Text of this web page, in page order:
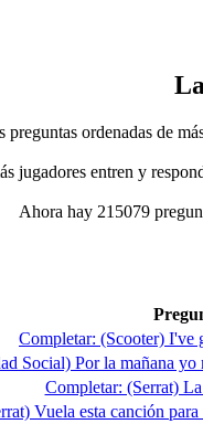
preguntas ordenadas de
jugadores entren y
Ahora hay 215079
Completar: (Scooter) I've
Social) Por la mañana
Completar: (Serrat)
Vuela esta canción